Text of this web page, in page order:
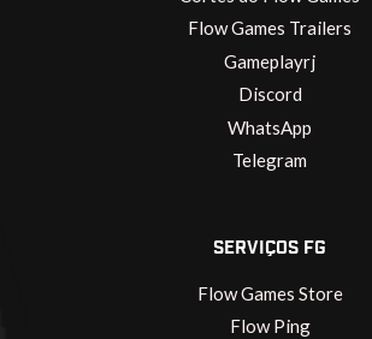
Flow Games Trailers
Gameplayrj
Discord
WhatsApp
Telegram
SERVIÇOS FG
Flow Games Store
Flow Ping